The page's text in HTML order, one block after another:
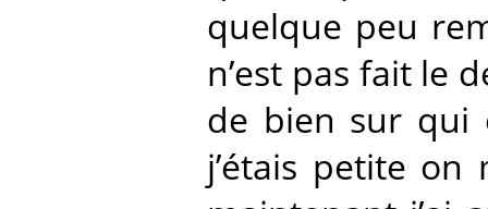
quelque peu
n’est pas fait le
de bien sur qui
j’étais petite